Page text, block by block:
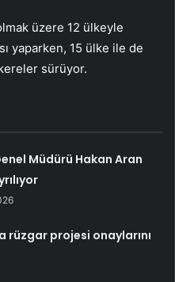
üzere 12 ülkeyle
yaparken, 15 ülke ile de
sürüyor.
Müdürü Hakan Aran
rüzgar projesi onaylarını